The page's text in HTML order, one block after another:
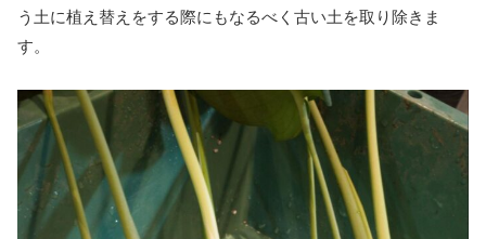
う土に植え替えをする際にもなるべく古い土を取り除きま
す。